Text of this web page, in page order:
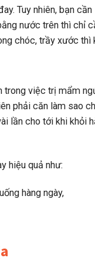
Tuy nhiên, bạn
nước trên thì chỉ
chóc, trầy xước thì
việc trị mẩm
phải căn làm sao
lần cho tới khi khỏi
hiệu quả như:
hàng ngày,